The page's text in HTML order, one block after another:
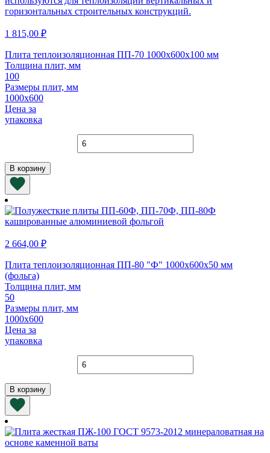
1 815,00 ₽
Плита теплоизоляционная ПП-70 1000х600х100 мм
Толщина плит, мм
100
Размеры плит, мм
1000х600
Цена за
упаковка
Количество
товара
В корзину
2 664,00 ₽
Плита теплоизоляционная ПП-80 "Ф" 1000х600х50 мм
(фольга)
Толщина плит, мм
50
Размеры плит, мм
1000х600
Цена за
упаковка
Количество
товара
мм
(фольга)
В корзину